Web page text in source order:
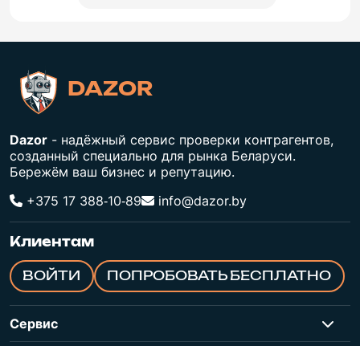
DAZOR
Dazor - надёжный сервис проверки контрагентов,
созданный специально для рынка Беларуси.
Бережём ваш бизнес и репутацию.
+375 17 388‑10‑89
info@dazor.by
Клиентам
ВОЙТИ ПОПРОБОВАТЬ БЕСПЛАТНО
Сервис